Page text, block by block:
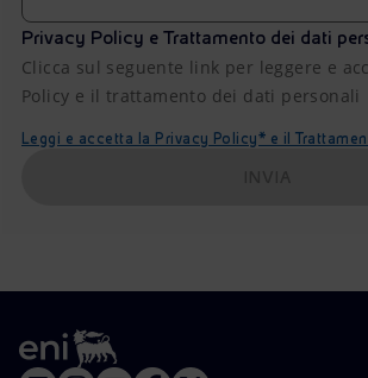
Privacy Policy e Trattamento dei dati
Clicca sul seguente link per leggere e
Policy e il trattamento dei dati personali
Leggi e accetta la Privacy Policy* e il